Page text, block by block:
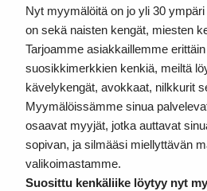
Nyt myymälöitä on jo yli 30
on sekä naisten kengät, miesten
Tarjoamme asiakkaillemme
suosikkimerkkien kenkiä, meiltä
kävelykengät, avokkaat, nilkkurit
Myymälöissämme sinua
osaavat myyjät, jotka auttavat
sopivan, ja silmääsi miellyttävän
valikoimastamme.
Suosittu kenkäliike löytyy nyt